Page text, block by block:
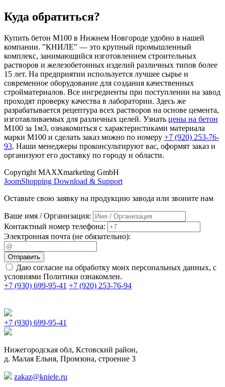
Куда обратиться?
Купить бетон М100 в Нижнем Новгороде удобно в нашей
компании. "КНИЛЕ" — это крупный промышленный
комплекс, занимающийся изготовлением строительных
растворов и железобетонных изделий различных типов более
15 лет. На предприятии используется лучшее сырье и
современное оборудование для создания качественных
стройматериалов. Все ингредиенты при поступлении на завод
проходят проверку качества в лаборатории. Здесь же
разрабатывается рецептура всех растворов на основе цемента,
изготавливаемых для различных целей. Узнать цены на бетон
М100 за 1м3, ознакомиться с характеристиками материала
марки М100 и сделать заказ можно по номеру +7 (920) 253-76-
93. Наши менеджеры проконсультируют вас, оформят заказ и
организуют его доставку по городу и области.
Copyright MAXXmarketing GmbH
JoomShopping Download & Support
Оставьте свою заявку на продукцию завода или звоните нам
Ваше имя / Организация:
Контактный номер телефона:
Электронная почта (не обязательно):
Отправить
Даю согласие на обработку моих персональных данных, с
условиями Политики ознакомлен.
+7 (930) 699-95-41 +7 (920) 253-76-94
+7 (930) 699-95-41
Нижегородская обл, Кстовский район,
д. Малая Ельня, Промзона, строение 3
zakaz@kniele.ru